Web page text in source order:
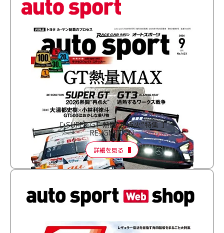
［ SUPER GT 熱闘“再点火”特集 ］
RE:IGNITION
詳細を見る